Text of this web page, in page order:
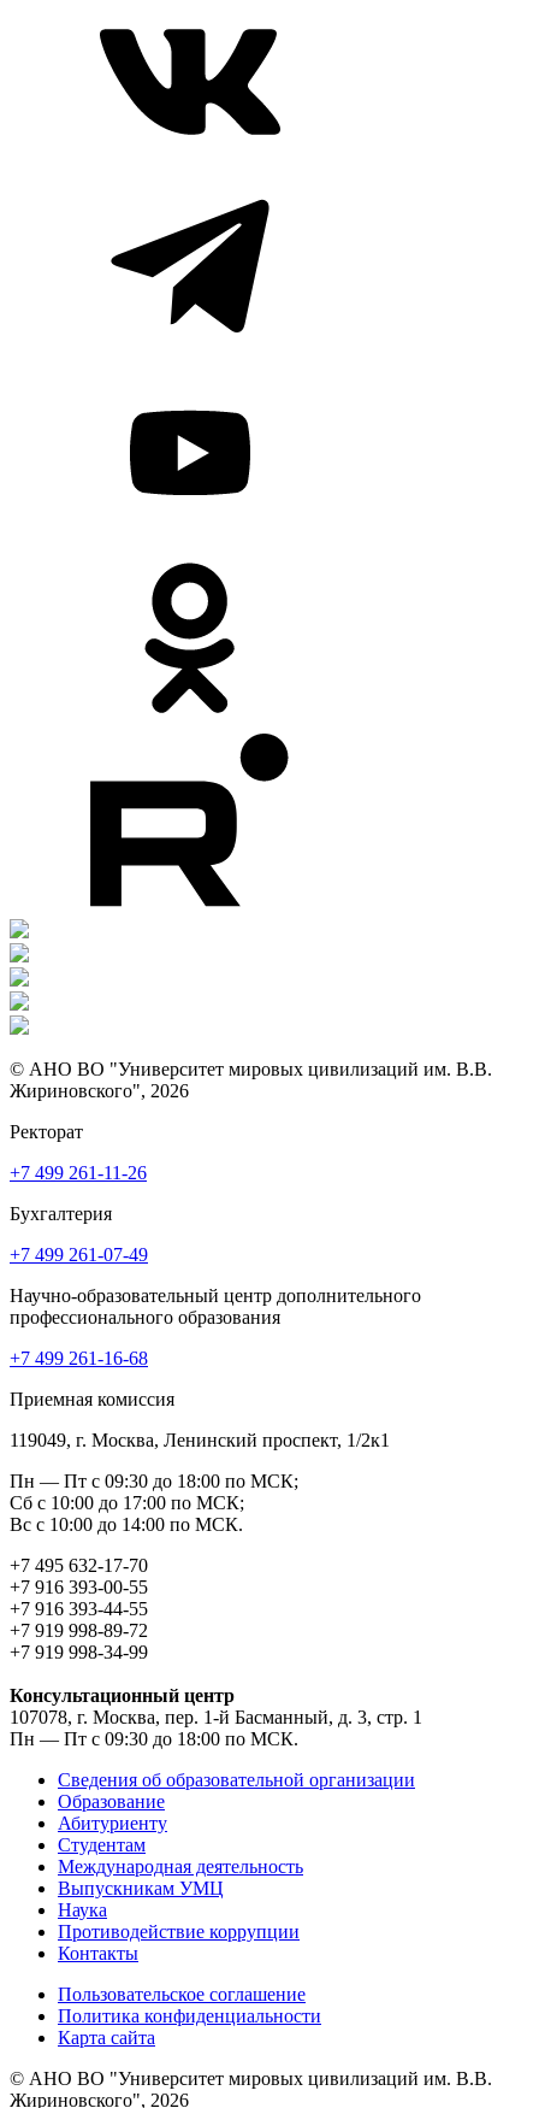
© АНО ВО "Университет мировых цивилизаций им. В.В.
Жириновского", 2026
Ректорат
+7 499 261-11-26
Бухгалтерия
+7 499 261-07-49
Научно-образовательный центр дополнительного
профессионального образования
+7 499 261-16-68
Приемная комиссия
119049, г. Москва, Ленинский проспект, 1/2к1
Пн — Пт с 09:30 до 18:00 по МСК;
Сб с 10:00 до 17:00 по МСК;
Вс с 10:00 до 14:00 по МСК.
+7 495 632-17-70
+7 916 393-00-55
+7 916 393-44-55
+7 919 998-89-72
+7 919 998-34-99
Консультационный центр
107078, г. Москва, пер. 1-й Басманный, д. 3, стр. 1
Пн — Пт с 09:30 до 18:00 по МСК.
Сведения об образовательной организации
Образование
Абитуриенту
Студентам
Международная деятельность
Выпускникам УМЦ
Наука
Противодействие коррупции
Контакты
Пользовательское соглашение
Политика конфиденциальности
Карта сайта
© АНО ВО "Университет мировых цивилизаций им. В.В.
Жириновского", 2026